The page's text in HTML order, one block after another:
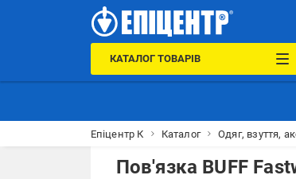
КАТАЛОГ ТОВАРІВ
Епіцентр К Каталог Одяг, взуття,
Пов'язка BUFF